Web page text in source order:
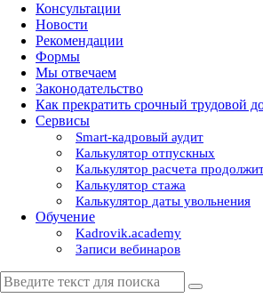
Консультации
Новости
Рекомендации
Формы
Мы отвечаем
Законодательство
Как прекратить срочный трудовой
Сервисы
Smart-кадровый аудит
Калькулятор отпускных
Калькулятор расчета
Калькулятор стажа
Калькулятор даты увольнения
Обучение
Kadrovik.academy
Записи вебинаров